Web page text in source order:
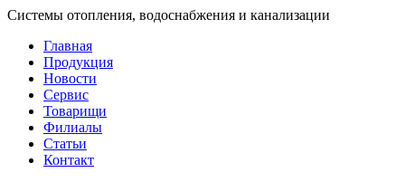
Системы отопления, водоснабжения и канализации
Главная
Продукция
Новости
Сервис
Товарищи
Филиалы
Статьи
Контакт